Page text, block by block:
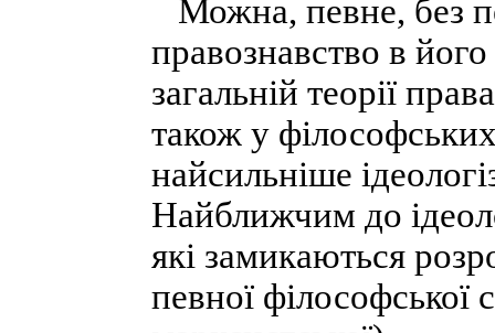
Можна, певне, без
правознавство в
загальній теорії
також у
найсильніше
Найближчим до
які замикаються
певної філософської